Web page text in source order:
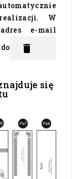
W
e-mail
delete
się